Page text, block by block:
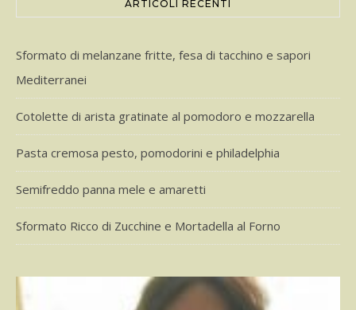
ARTICOLI RECENTI
Sformato di melanzane fritte, fesa di tacchino e sapori
Mediterranei
Cotolette di arista gratinate al pomodoro e mozzarella
Pasta cremosa pesto, pomodorini e philadelphia
Semifreddo panna mele e amaretti
Sformato Ricco di Zucchine e Mortadella al Forno